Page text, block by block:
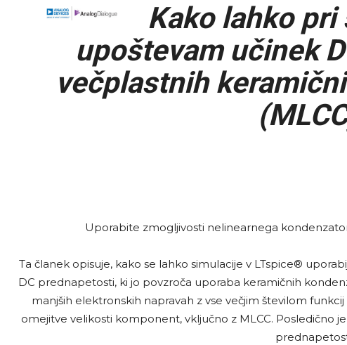
Kako lahko
upoštevam učinek
večplastnih
Uporabite zmogljivosti nelinearnega
Ta članek opisuje, kako se lahko simulacije v LTspice®
DC prednapetosti, ki jo povzroča uporaba keramičnih
manjših elektronskih napravah z vse večjim številom
omejitve velikosti komponent, vključno z MLCC. Posledično